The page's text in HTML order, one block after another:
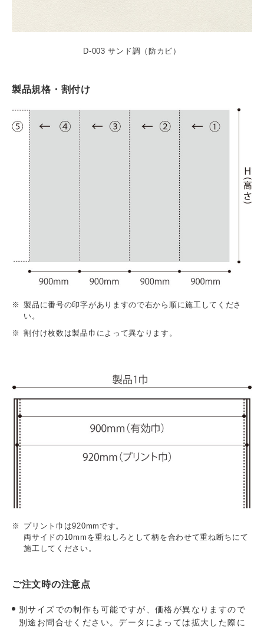
D-003 サンド調（防カビ）
製品規格・割付け
製品に番号の印字がありますので右から順に施工してくださ
い。
割付け枚数は製品巾によって異なります。
プリント巾は920mmです。
両サイドの10mmを重ねしろとして柄を合わせて重ね断ちにて
施工してください。
ご注文時の注意点
別サイズでの制作も可能ですが、価格が異なりますので
別途お問合せください。データによっては拡大した際に